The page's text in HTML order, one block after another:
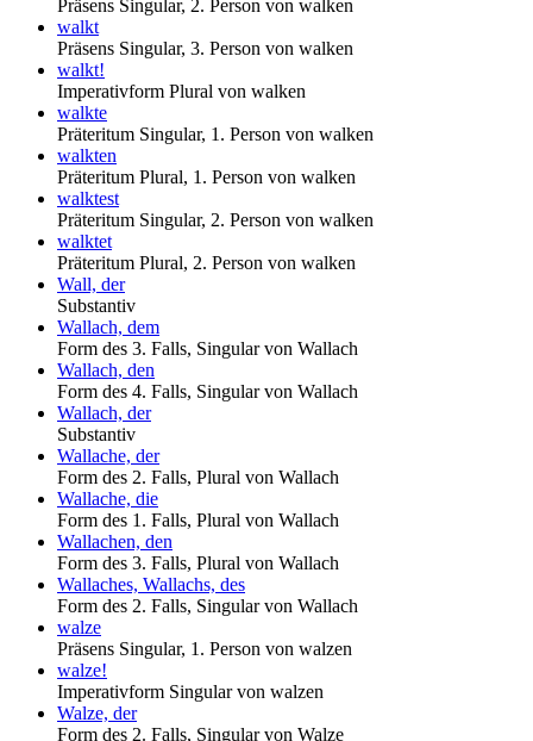
Präsens Singular, 2. Person von walken
walkt
Präsens Singular, 3. Person von walken
walkt!
Imperativform Plural von walken
walkte
Präteritum Singular, 1. Person von walken
walkten
Präteritum Plural, 1. Person von walken
walktest
Präteritum Singular, 2. Person von walken
walktet
Präteritum Plural, 2. Person von walken
Wall, der
Substantiv
Wallach, dem
Form des 3. Falls, Singular von Wallach
Wallach, den
Form des 4. Falls, Singular von Wallach
Wallach, der
Substantiv
Wallache, der
Form des 2. Falls, Plural von Wallach
Wallache, die
Form des 1. Falls, Plural von Wallach
Wallachen, den
Form des 3. Falls, Plural von Wallach
Wallaches, Wallachs, des
Form des 2. Falls, Singular von Wallach
walze
Präsens Singular, 1. Person von walzen
walze!
Imperativform Singular von walzen
Walze, der
Form des 2. Falls, Singular von Walze